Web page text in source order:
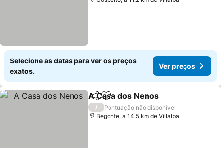
Selecione as datas para ver os preços
exatos.
Ver preços
PartilharAdicionar aos favoritos
A Casa dos Nenos
/
Pontuação não disponível
Begonte, a 14.5 km de Villalba